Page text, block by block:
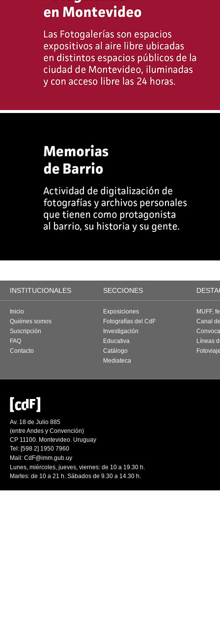
INSTITUCIONALES SECCIONES
Inicio
Quiénes somos
Suscripción
FAQ
Contacto
Exposiciones
Fotografías del CdF
Investigación
Educativa
Catálogo
Mediateca
MUFF,
Canal
Líneas
Av. 18 de Julio 885
(entre Andes y Convención)
CP 11100. Montevideo. Uruguay
Tel: [598 2] 1950 7960
Mail: CdF@imm.gub.uy
Lunes, miércoles, jueves, viernes: de 10 a 19.30 h.
Martes: de 10 a 21 h. Sábados de 9.30 a 14.30 h.